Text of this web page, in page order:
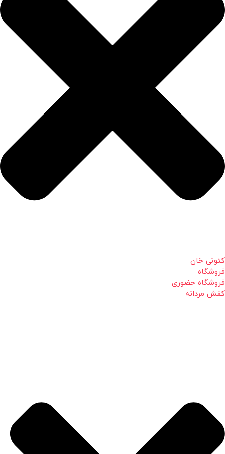
کتونی خان
فروشگاه
فروشگاه حضوری
کفش مردانه